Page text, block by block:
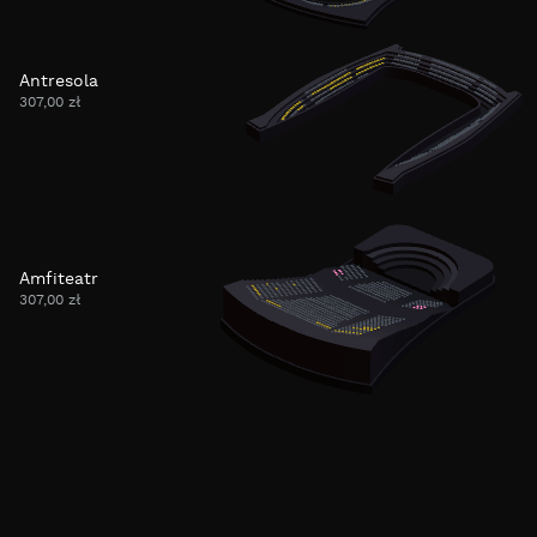
Antresola
307,00 zł
Amfiteatr
307,00 zł